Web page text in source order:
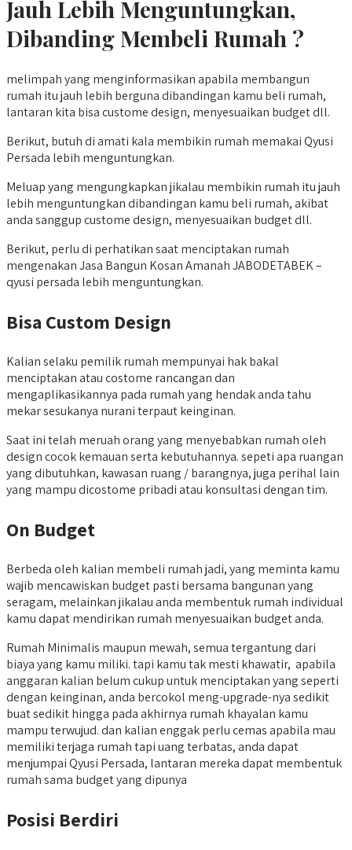
Jauh Lebih Menguntungkan,
Dibanding Membeli Rumah ?
melimpah yang menginformasikan apabila membangun
rumah itu jauh lebih berguna dibandingan kamu beli rumah,
lantaran kita bisa custome design, menyesuaikan budget dll.
Berikut, butuh di amati kala membikin rumah memakai Qyusi
Persada lebih menguntungkan.
Meluap yang mengungkapkan jikalau membikin rumah itu jauh
lebih menguntungkan dibandingan kamu beli rumah, akibat
anda sanggup custome design, menyesuaikan budget dll.
Berikut, perlu di perhatikan saat menciptakan rumah
mengenakan Jasa Bangun Kosan Amanah JABODETABEK –
qyusi persada lebih menguntungkan.
Bisa Custom Design
Kalian selaku pemilik rumah mempunyai hak bakal
menciptakan atau costome rancangan dan
mengaplikasikannya pada rumah yang hendak anda tahu
mekar sesukanya nurani terpaut keinginan.
Saat ini telah meruah orang yang menyebabkan rumah oleh
design cocok kemauan serta kebutuhannya. sepeti apa ruangan
yang dibutuhkan, kawasan ruang / barangnya, juga perihal lain
yang mampu dicostome pribadi atau konsultasi dengan tim.
On Budget
Berbeda oleh kalian membeli rumah jadi, yang meminta kamu
wajib mencawiskan budget pasti bersama bangunan yang
seragam, melainkan jikalau anda membentuk rumah individual
kamu dapat mendirikan rumah menyesuaikan budget anda.
Rumah Minimalis maupun mewah, semua tergantung dari
biaya yang kamu miliki. tapi kamu tak mesti khawatir, apabila
anggaran kalian belum cukup untuk menciptakan yang seperti
dengan keinginan, anda bercokol meng-upgrade-nya sedikit
buat sedikit hingga pada akhirnya rumah khayalan kamu
mampu terwujud. dan kalian enggak perlu cemas apabila mau
memiliki terjaga rumah tapi uang terbatas, anda dapat
menjumpai Qyusi Persada, lantaran mereka dapat membentuk
rumah sama budget yang dipunya
Posisi Berdiri